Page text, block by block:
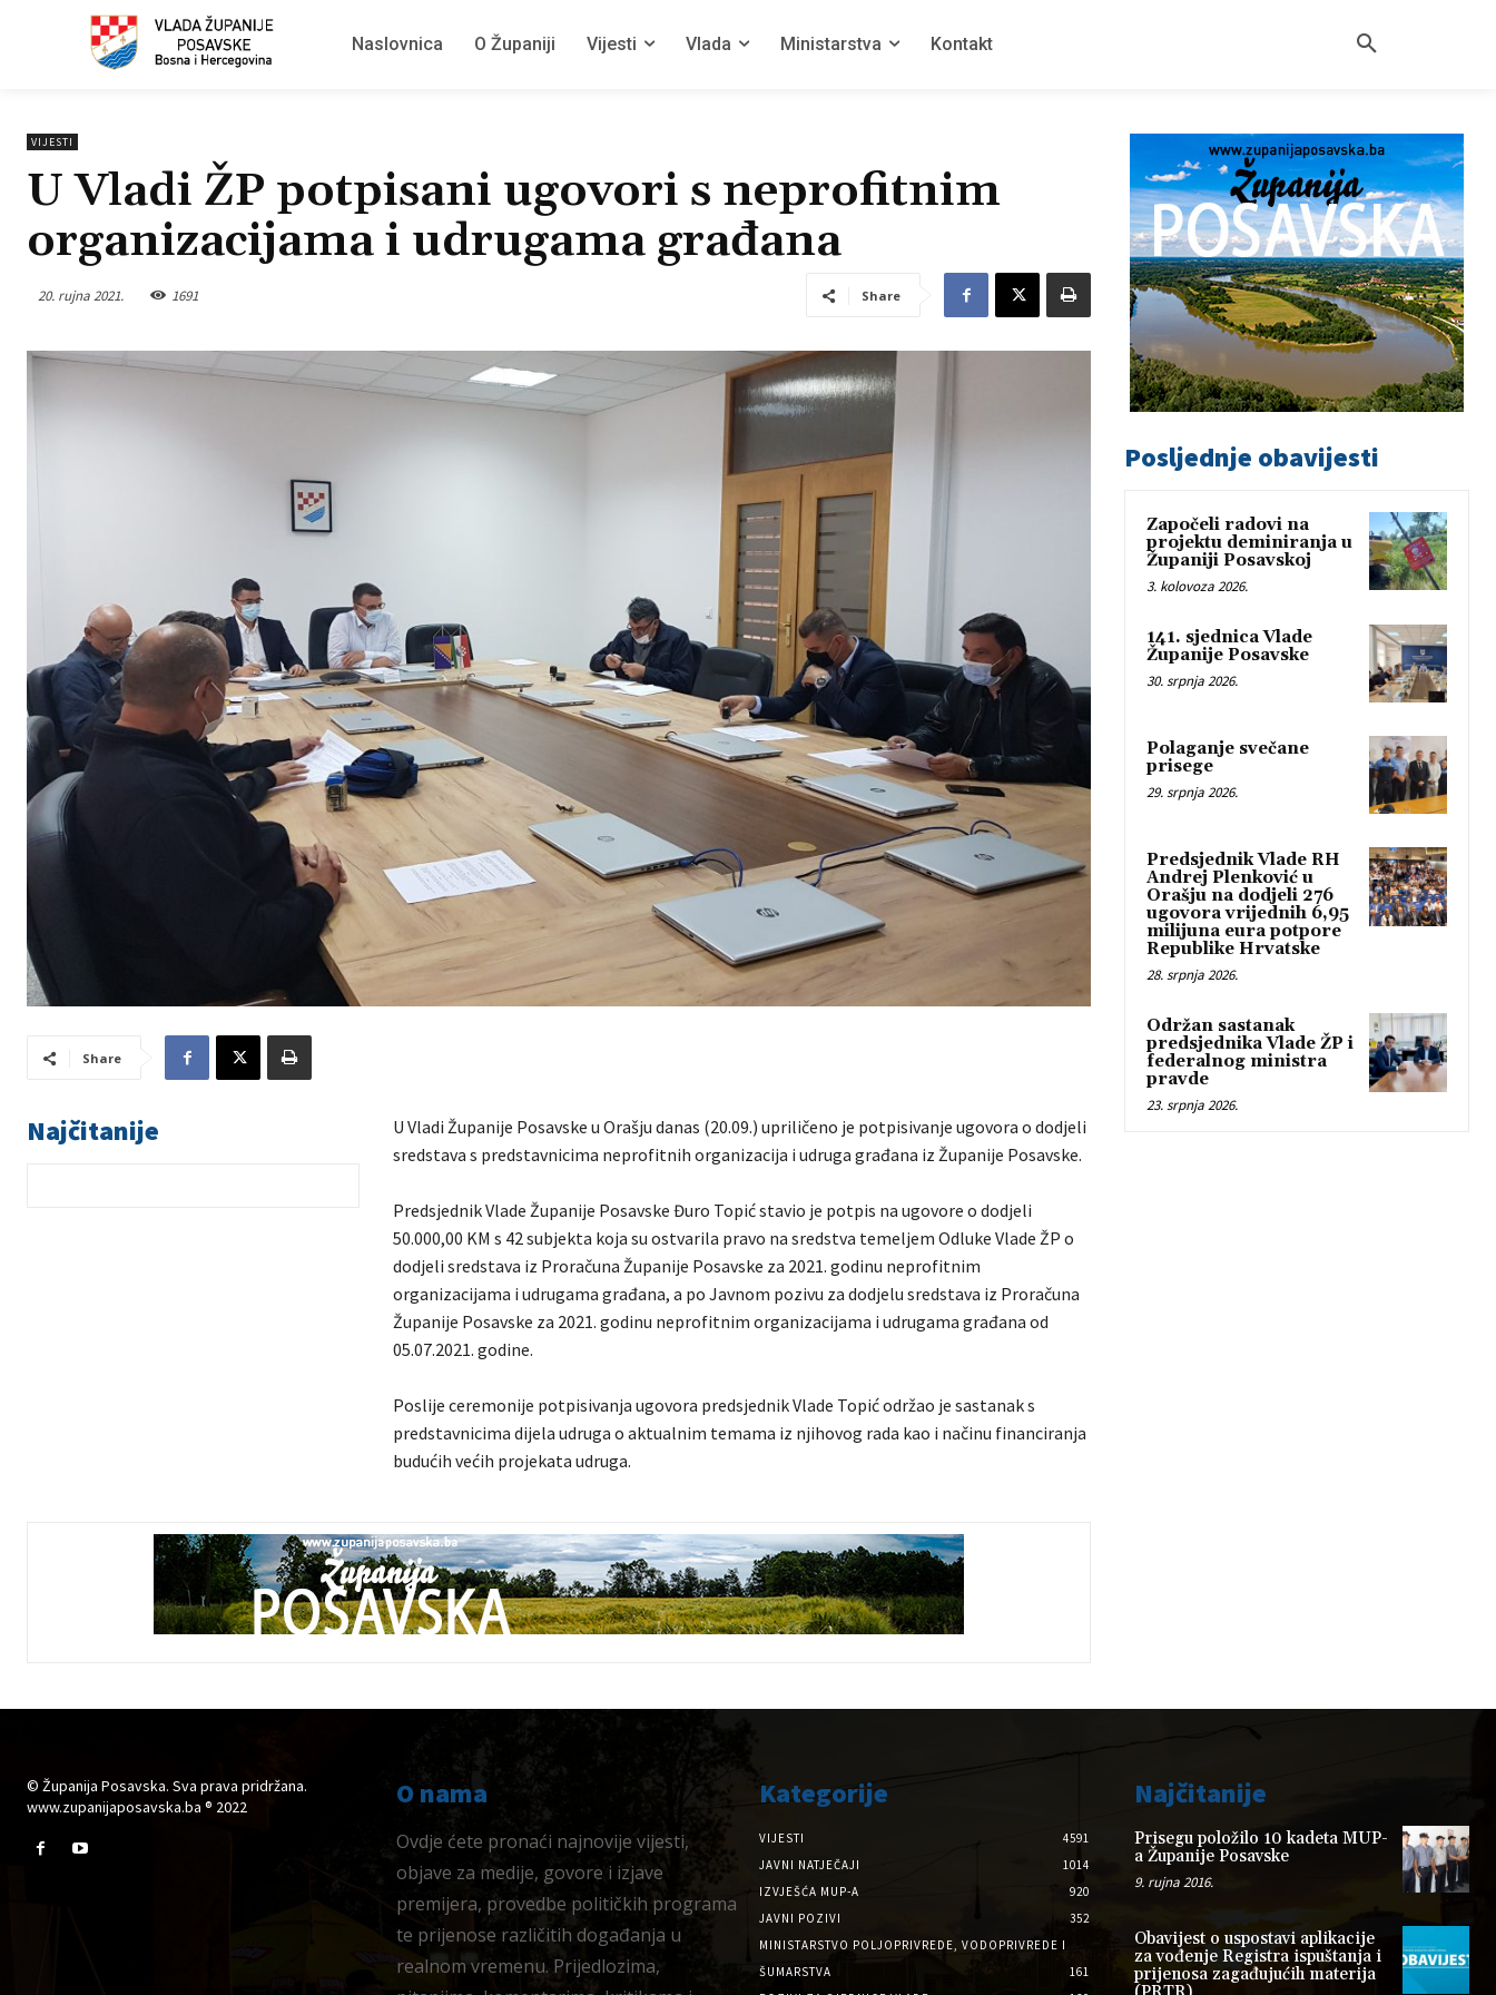
Naslovnica O Županiji Vijesti Vlada Ministarstva Kontakt
VIJESTI
U Vladi ŽP potpisani ugovori s neprofitnim
organizacijama i udrugama građana
20. rujna 2021. 1691 Share
Share
Najčitanije
U Vladi Županije Posavske u Orašju danas (20.09.) upriličeno je potpisivanje ugovora o dodjeli
sredstava s predstavnicima neprofitnih organizacija i udruga građana iz Županije Posavske.
Predsjednik Vlade Županije Posavske Đuro Topić stavio je potpis na ugovore o dodjeli
50.000,00 KM s 42 subjekta koja su ostvarila pravo na sredstva temeljem Odluke Vlade ŽP o
dodjeli sredstava iz Proračuna Županije Posavske za 2021. godinu neprofitnim
organizacijama i udrugama građana, a po Javnom pozivu za dodjelu sredstava iz Proračuna
Županije Posavske za 2021. godinu neprofitnim organizacijama i udrugama građana od
05.07.2021. godine.
Poslije ceremonije potpisivanja ugovora predsjednik Vlade Topić održao je sastanak s
predstavnicima dijela udruga o aktualnim temama iz njihovog rada kao i načinu financiranja
budućih većih projekata udruga.
Posljednje obavijesti
Započeli radovi na
projektu deminiranja u
Županiji Posavskoj
3. kolovoza 2026.
141. sjednica Vlade
Županije Posavske
30. srpnja 2026.
Polaganje svečane
prisege
29. srpnja 2026.
Predsjednik Vlade RH
Andrej Plenković u
Orašju na dodjeli 276
ugovora vrijednih 6,95
milijuna eura potpore
Republike Hrvatske
28. srpnja 2026.
Održan sastanak
predsjednika Vlade ŽP i
federalnog ministra
pravde
23. srpnja 2026.
© Županija Posavska. Sva prava pridržana.
www.zupanijaposavska.ba ® 2022
O nama
Ovdje ćete pronaći najnovije vijesti,
objave za medije, govore i izjave
premijera, provedbe političkih programa
te prijenose različitih događanja u
realnom vremenu. Prijedlozima,
Kategorije
VIJESTI
4591
JAVNI NATJEČAJI
1014
IZVJEŠĆA MUP-A
920
JAVNI POZIVI
352
MINISTARSTVO POLJOPRIVREDE, VODOPRIVREDE I
ŠUMARSTVA
161
Najčitanije
Prisegu položilo 10 kadeta MUP-
a Županije Posavske
9. rujna 2016.
Obavijest o uspostavi aplikacije
za vođenje Registra ispuštanja i
prijenosa zagađujućih materija